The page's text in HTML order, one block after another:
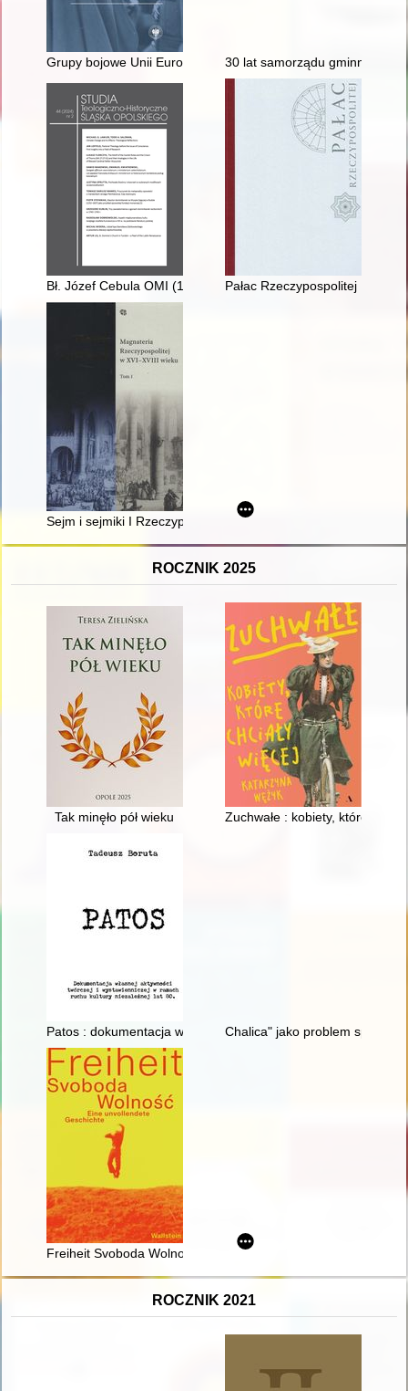
Grupy bojowe Unii Europejskiej : udział Polski w realizacji
30 lat samorządu gminnego -
Bł. Józef Cebula OMI (1902-1941) - recenzja]Pałac Rzeczypospolitej : trzy
Sejm i sejmiki I Rzeczypospolitej w relacjach dyplomatów
ROCZNIK 2025
Tak minęło pół wieku Zuchwałe : kobiety, które
Patos : dokumentacja własnej aktywności twórczej i
Chalica" jako problem
Freiheit Svoboda Wolność : Eine unvollendete Geschichte
ROCZNIK 2021